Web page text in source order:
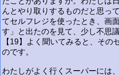
んとやり取りするものだと思っ
てセルフレジを使ったとき、画
す」と出たのを見て、少し不思
【19】よく聞いてみると、その
のです。
わたしがよく行くスーパーには